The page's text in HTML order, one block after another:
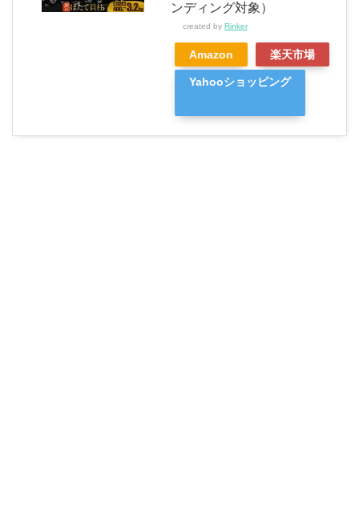
ンディング対象）
created by Rinker
Amazon 楽天市場
Yahooショッピング